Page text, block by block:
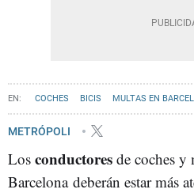
COCHES BICIS MULTAS EN
METRÓPOLI
Los conductores de coches y
Barcelona deberán estar más